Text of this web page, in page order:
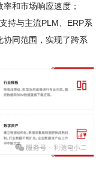
和市场响应速度；
持与主流PLM、ERP系
协同范围，实现了跨系